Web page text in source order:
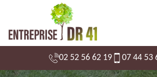
02 52 56 62 19 07 44 53